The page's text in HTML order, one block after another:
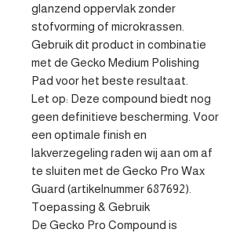
glanzend oppervlak zonder
stofvorming of microkrassen.
Gebruik dit product in combinatie
met de Gecko Medium Polishing
Pad voor het beste resultaat.
Let op: Deze compound biedt nog
geen definitieve bescherming. Voor
een optimale finish en
lakverzegeling raden wij aan om af
te sluiten met de Gecko Pro Wax
Guard (artikelnummer 687692).
Toepassing & Gebruik
De Gecko Pro Compound is